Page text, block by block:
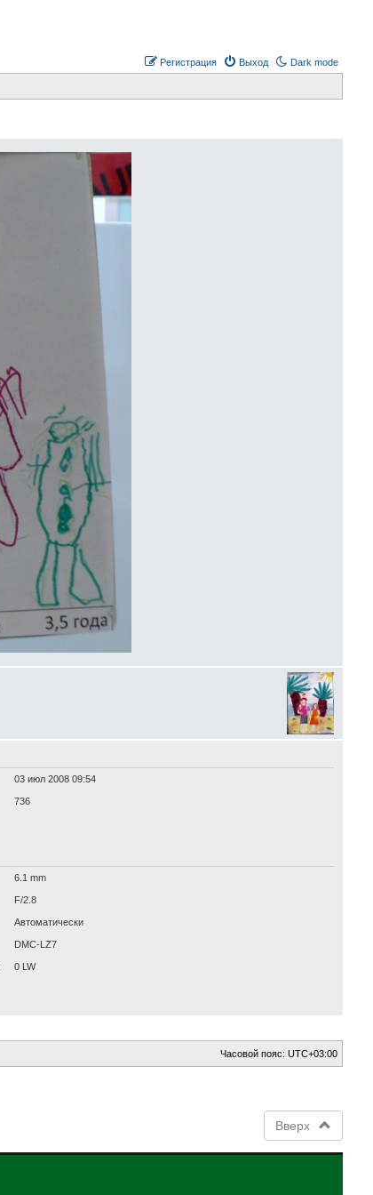
Dark mode
Выход
Регистрация
03 июл 2008 09:54
736
6.1 mm
F/2.8
Автоматически
DMC-LZ7
0 LW
Часовой пояс:UTC+03:00
Вверх